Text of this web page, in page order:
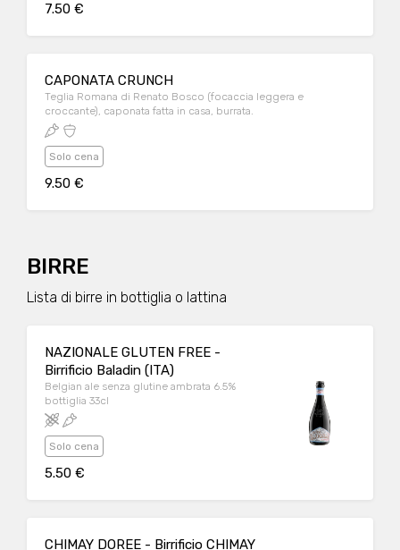
7.50 €
CAPONATA CRUNCH
Teglia Romana di Renato Bosco (focaccia leggera e
croccante), caponata fatta in casa, burrata.
Solo cena
9.50 €
BIRRE
Lista di birre in bottiglia o lattina
NAZIONALE GLUTEN FREE -
Birrificio Baladin (ITA)
Belgian ale senza glutine ambrata 6.5%
bottiglia 33cl
Solo cena
5.50 €
CHIMAY DOREE - Birrificio CHIMAY